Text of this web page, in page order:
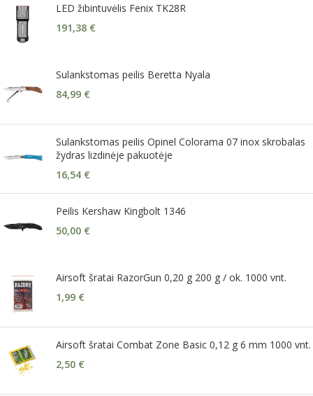
LED žibintuvėlis Fenix TK28R
191,38 €
Sulankstomas peilis Beretta Nyala
84,99 €
Sulankstomas peilis Opinel Colorama 07 inox skrobalas
žydras lizdinėje pakuotėje
16,54 €
Peilis Kershaw Kingbolt 1346
50,00 €
Airsoft šratai RazorGun 0,20 g 200 g / ok. 1000 vnt.
1,99 €
Airsoft šratai Combat Zone Basic 0,12 g 6 mm 1000 vnt.
2,50 €